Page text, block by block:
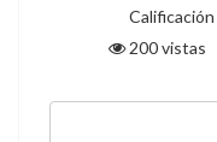
Calificación
200 vistas